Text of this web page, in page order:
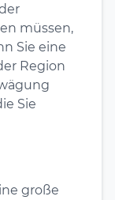
müssen,
Sie eine
Region
Sie
große